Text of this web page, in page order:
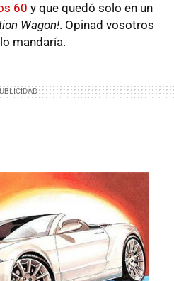
60 y que quedó solo en un
Wagon!. Opinad vosotros
mandaría.